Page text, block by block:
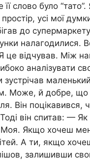
слово було
усі мої
до
налагодилися.
це відчував. Між
аналізувати
Може, й добре,
Він поцікавився,
він спитав: —
Якщо хочеш
А ти, якщо
залишивши